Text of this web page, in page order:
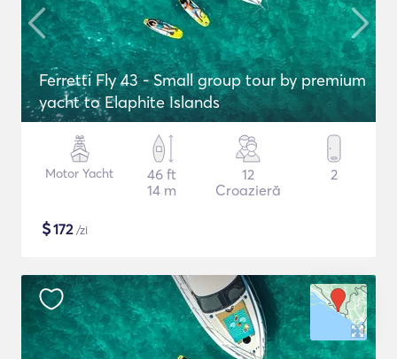
Ferretti Fly 43 - Small group tour by premium
yacht to Elaphite Islands
Motor Yacht
46 ft
14 m
12
Croazieră
2
$172/zi